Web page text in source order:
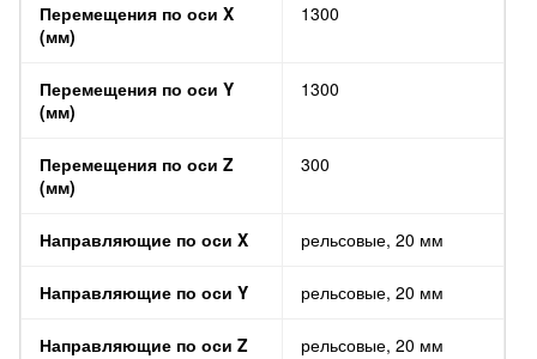
Перемещения по оси X
(мм)
1300
Перемещения по оси Y
(мм)
1300
Перемещения по оси Z
(мм)
300
Направляющие по оси X рельсовые, 20 мм
Направляющие по оси Y рельсовые, 20 мм
Направляющие по оси Z рельсовые, 20 мм